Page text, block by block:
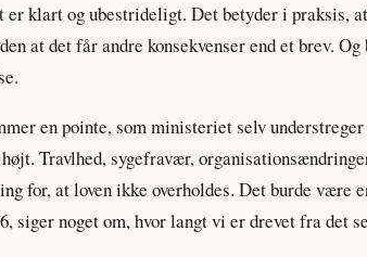
er klart og ubestrideligt. Det betyder i praksis,
at det får andre konsekvenser end et brev.
en pointe, som ministeriet selv
Travlhed, sygefravær,
for, at loven ikke overholdes. Det burde
siger noget om, hvor langt vi er drevet fra det